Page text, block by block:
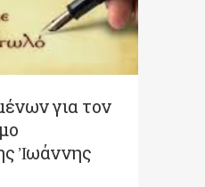
για τον
Ἰωάννης